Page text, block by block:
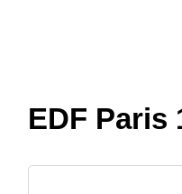
EDF Paris